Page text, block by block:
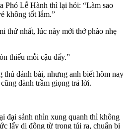
Phó Lễ Hành thì lại hỏi: “Làm sao
không tốt lắm.”
thứ nhất, lúc này mới thở phào nhẹ
thiếu mỗi cậu đấy.”
đánh bài, nhưng anh biết hôm nay
đành trầm giọng trả lời.
đại sảnh nhìn xung quanh thì không
lấy di động từ trong túi ra, chuẩn bị